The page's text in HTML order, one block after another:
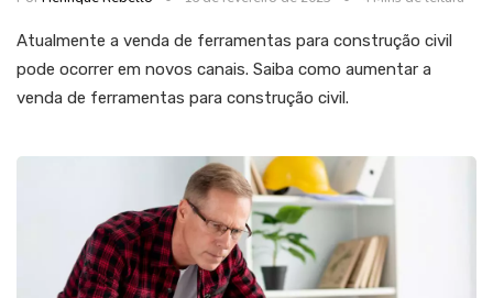
Atualmente a venda de ferramentas para construção civil
pode ocorrer em novos canais. Saiba como aumentar a
venda de ferramentas para construção civil.